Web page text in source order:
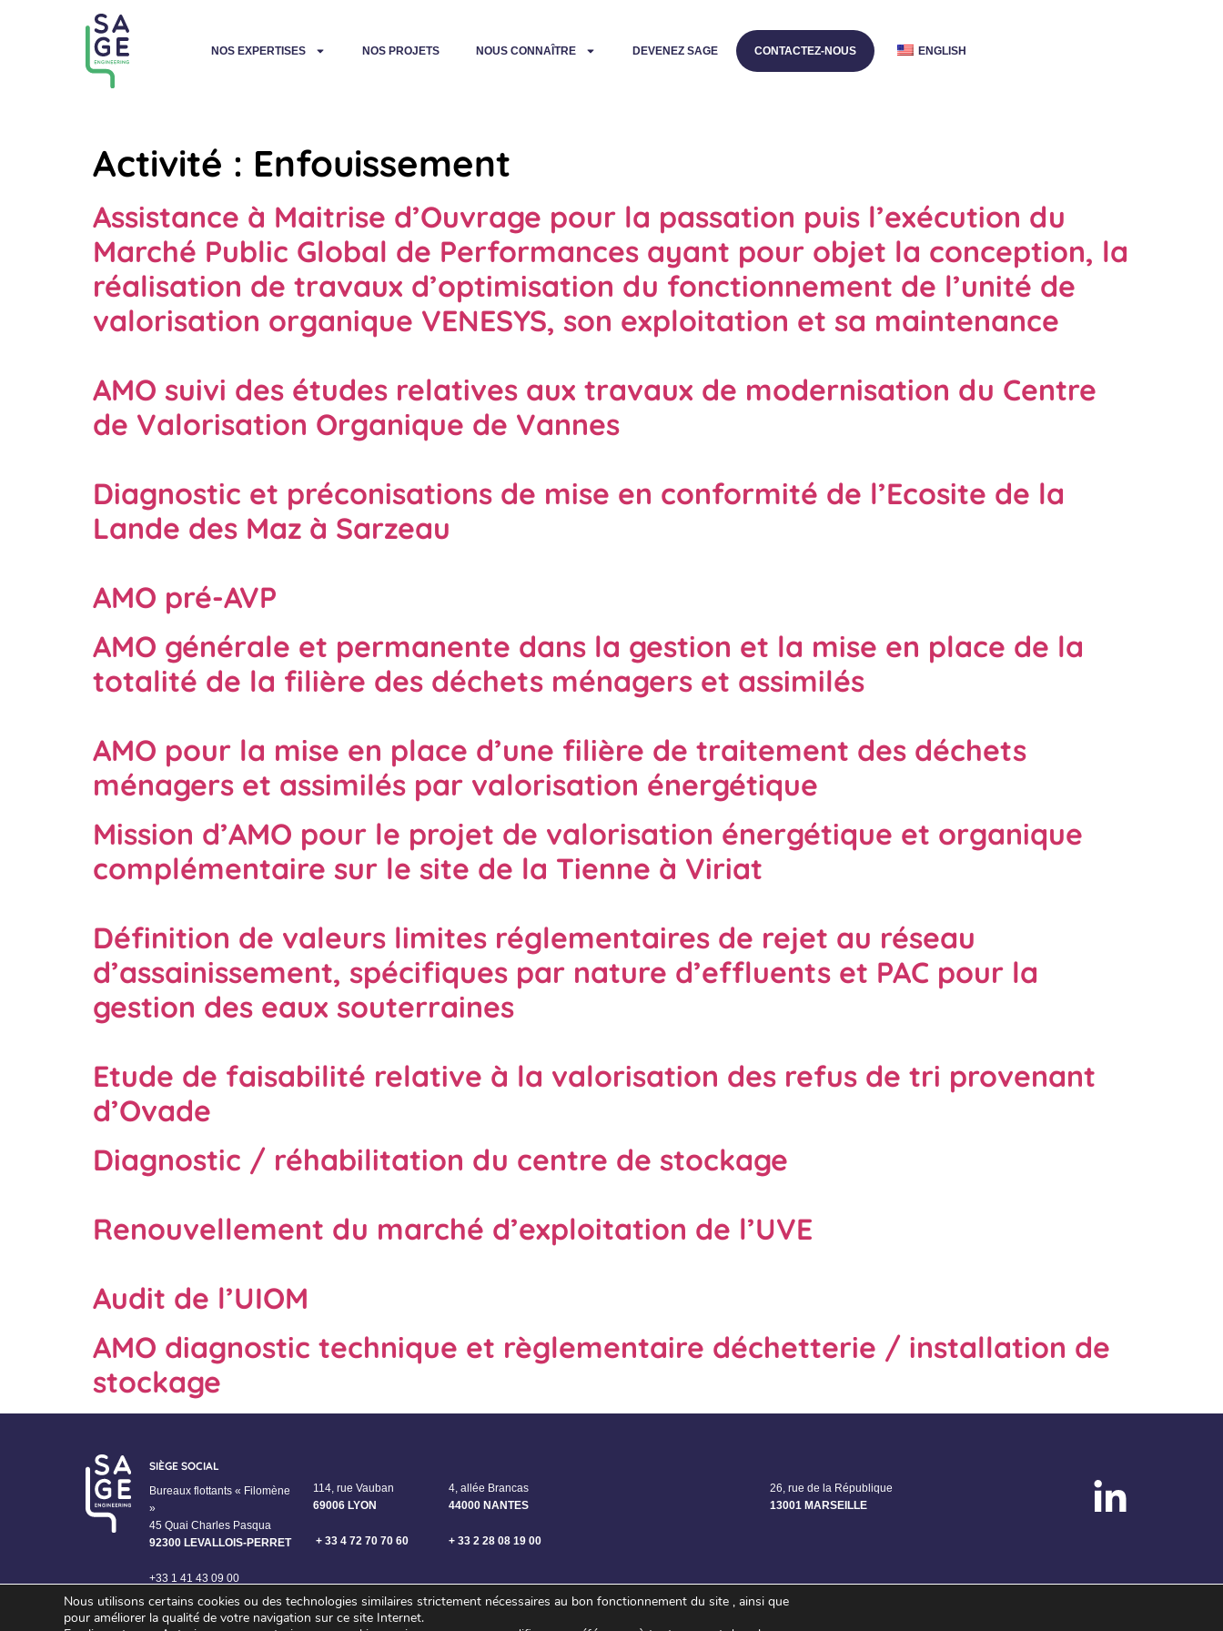
NOS EXPERTISES NOS PROJETS NOUS CONNAÎTRE DEVENEZ SAGE CONTACTEZ-NOUS ENGLISH
Activité : Enfouissement
Assistance à Maitrise d’Ouvrage pour la passation puis l’exécution du
Marché Public Global de Performances ayant pour objet la conception, la
réalisation de travaux d’optimisation du fonctionnement de l’unité de
valorisation organique VENESYS, son exploitation et sa maintenance
AMO suivi des études relatives aux travaux de modernisation du Centre
de Valorisation Organique de Vannes
Diagnostic et préconisations de mise en conformité de l’Ecosite de la
Lande des Maz à Sarzeau
AMO pré-AVP
AMO générale et permanente dans la gestion et la mise en place de la
totalité de la filière des déchets ménagers et assimilés
AMO pour la mise en place d’une filière de traitement des déchets
ménagers et assimilés par valorisation énergétique
Mission d’AMO pour le projet de valorisation énergétique et organique
complémentaire sur le site de la Tienne à Viriat
Définition de valeurs limites réglementaires de rejet au réseau
d’assainissement, spécifiques par nature d’effluents et PAC pour la
gestion des eaux souterraines
Etude de faisabilité relative à la valorisation des refus de tri provenant
d’Ovade
Diagnostic / réhabilitation du centre de stockage
Renouvellement du marché d’exploitation de l’UVE
Audit de l’UIOM
AMO diagnostic technique et règlementaire déchetterie / installation de
stockage
SIÈGE SOCIAL
Bureaux flottants « Filomène
»
45 Quai Charles Pasqua
92300 LEVALLOIS-PERRET
+33 1 41 43 09 00
114, rue Vauban
69006 LYON
+ 33 4 72 70 70 60
4, allée Brancas
44000 NANTES
+ 33 2 28 08 19 00
26, rue de la République
13001 MARSEILLE
Nous utilisons certains cookies ou des technologies similaires strictement nécessaires au bon fonctionnement du site , ainsi que
pour améliorer la qualité de votre navigation sur ce site Internet.